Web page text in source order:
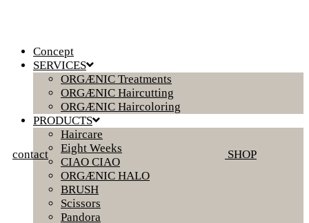
contact SHOP
Concept
SERVICES
ORGÆNIC Treatments
ORGÆNIC Haircutting
ORGÆNIC Haircoloring
PRODUCTS
Haircare
Eight Weeks
CIAO CIAO
ORGÆNIC HALO
BRUSH
Scissors
Pandora